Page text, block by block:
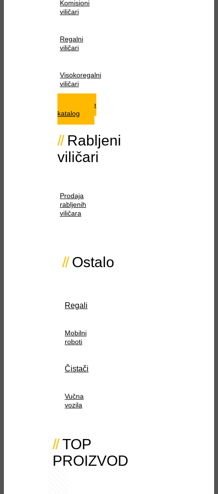
Komisioni
viličari
Regalni
viličari
Visokoregalni
viličari
Istražite
katalog
Rabljeni
viličari
Prodaja
rabljenih
viličara
Ostalo
Regali
Mobilni
roboti
Čistači
Vučna
vozila
TOP
PROIZVOD